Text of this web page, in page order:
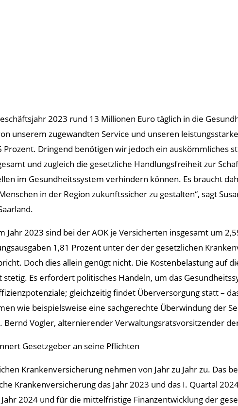
2023 rund 13 Millionen Euro täglich in die
unserem zugewandten Service und unseren
Dringend benötigen wir jedoch ein auskömmliches
und zugleich die gesetzliche Handlungsfreiheit zur
im Gesundheitssystem verhindern können. Es braucht
in der Region zukunftssicher zu gestalten“, sagt
Jahr 2023 sind bei der AOK je Versicherten insgesamt um
1,81 Prozent unter der der gesetzlichen
Doch dies allein genügt nicht. Die Kostenbelastung auf
stetig. Es erfordert politisches Handeln, um das
gleichzeitig findet Überversorgung statt –
wie beispielsweise eine sachgerechte Überwindung der
Bernd Vogler, alternierender Verwaltungsratsvorsitzender
Gesetzgeber an seine Pflichten
Krankenversicherung nehmen von Jahr zu Jahr zu. Das
Krankenversicherung das Jahr 2023 und das I. Quartal
2024 und für die mittelfristige Finanzentwicklung der